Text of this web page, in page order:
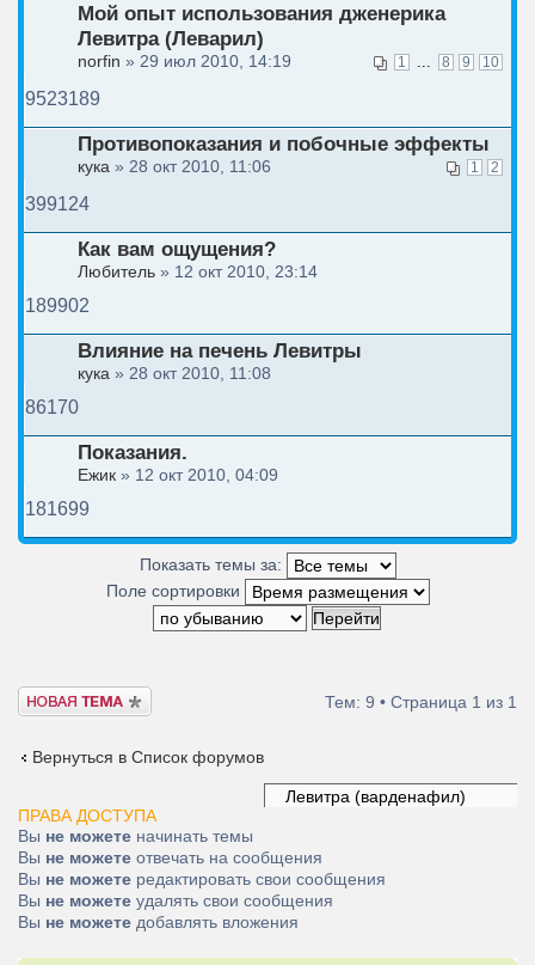
Мой опыт использования дженерика
Левитра (Леварил)
1 ... 8 9 10
norfin » 29 июл 2010, 14:19
9523189
Противопоказания и побочные эффекты
1 2
кука » 28 окт 2010, 11:06
399124
Как вам ощущения?
Любитель » 12 окт 2010, 23:14
189902
Влияние на печень Левитры
кука » 28 окт 2010, 11:08
86170
Показания.
Ежик » 12 окт 2010, 04:09
181699
Показать темы за:
Поле сортировки
Новая тема Тем: 9 • Страница 1 из 1
Вернуться в Список форумов
ПРАВА ДОСТУПА
Вы не можете начинать темы
Вы не можете отвечать на сообщения
Вы не можете редактировать свои сообщения
Вы не можете удалять свои сообщения
Вы не можете добавлять вложения